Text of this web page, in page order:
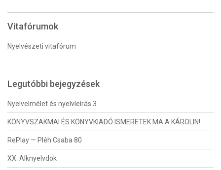
Vitafórumok
Nyelvészeti vitafórum
Legutóbbi bejegyzések
Nyelvelmélet és nyelvleírás 3
KÖNYVSZAKMAI ÉS KÖNYVKIADÓ ISMERETEK MA A KÁROLIN!
RePlay — Pléh Csaba 80
XX. Alknyelvdok